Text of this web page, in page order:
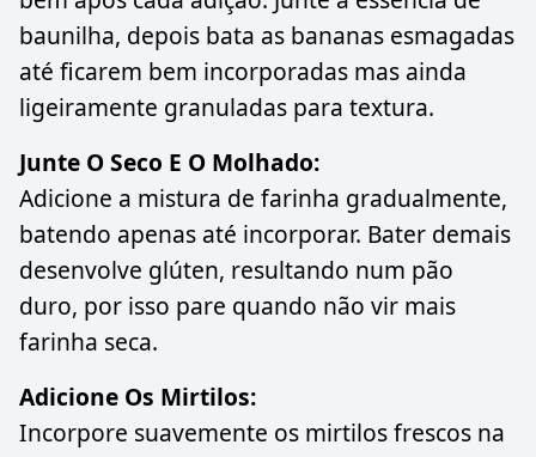
baunilha, depois bata as bananas esmagadas
até ficarem bem incorporadas mas ainda
ligeiramente granuladas para textura.
Junte O Seco E O Molhado:
Adicione a mistura de farinha gradualmente,
batendo apenas até incorporar. Bater demais
desenvolve glúten, resultando num pão
duro, por isso pare quando não vir mais
farinha seca.
Adicione Os Mirtilos:
Incorpore suavemente os mirtilos frescos na